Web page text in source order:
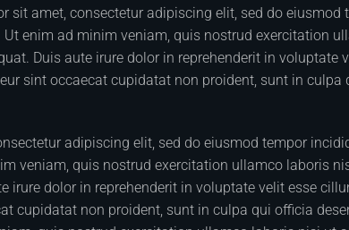
sit amet, consectetur adipiscing elit, sed do eiusmod
enim ad minim veniam, quis nostrud exercitation
Duis aute irure dolor in reprehenderit in voluptate
sint occaecat cupidatat non proident, sunt in culpa
adipiscing elit, sed do eiusmod tempor
veniam, quis nostrud exercitation ullamco laboris
irure dolor in reprehenderit in voluptate velit esse
cupidatat non proident, sunt in culpa qui officia